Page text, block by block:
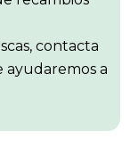
contacta
ayudaremos a